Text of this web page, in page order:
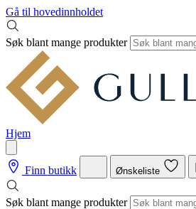
Gå til hovedinnholdet
Søk blant mange produkter
Hjem
Finn butikk Ønskeliste
Søk blant mange produkter